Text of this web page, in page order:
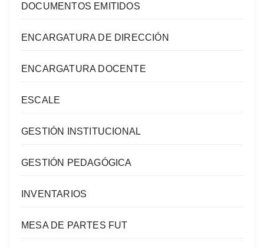
DOCUMENTOS EMITIDOS
ENCARGATURA DE DIRECCIÓN
ENCARGATURA DOCENTE
ESCALE
GESTIÓN INSTITUCIONAL
GESTIÓN PEDAGÓGICA
INVENTARIOS
MESA DE PARTES FUT